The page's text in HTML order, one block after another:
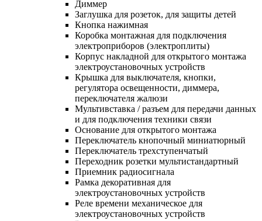
Диммер
Заглушка для розеток, для защиты детей
Кнопка нажимная
Коробка монтажная для подключения
электроприборов (электроплиты)
Корпус накладной для открытого монтажа
электроустановочных устройств
Крышка для выключателя, кнопки,
регулятора освещенности, диммера,
переключателя жалюзи
Мультивставка / разъем для передачи данных
и для подключения техники связи
Основание для открытого монтажа
Переключатель кнопочный миниатюрный
Переключатель трехступенчатый
Переходник розетки мультистандартный
Приемник радиосигнала
Рамка декоративная для
электроустановочных устройств
Реле времени механическое для
электроустановочных устройств